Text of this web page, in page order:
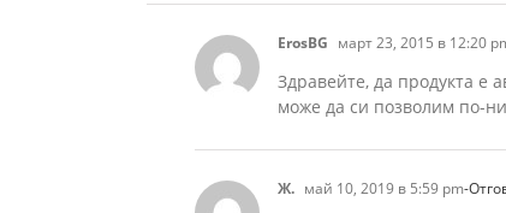
ErosBG март 23, 2015 в 12:20
Здравейте, да продукта е
може да си позволим по-
Ж. май 10, 2019 в 5:59 pm-